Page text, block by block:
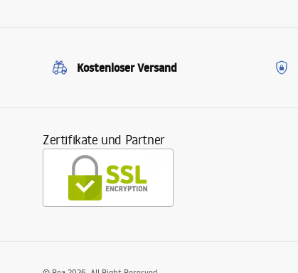
Kostenloser Versand
Zertifikate und Partner